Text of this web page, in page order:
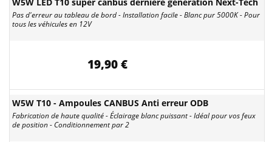
Pas d'erreur au tableau de bord - Installation facile - Blanc pur 5000K - Pour
tous les véhicules en 12V
19,90 €
W5W T10 - Ampoules CANBUS Anti erreur ODB
Fabrication de haute qualité - Éclairage blanc puissant - Idéal pour vos feux
de position - Conditionnement par 2